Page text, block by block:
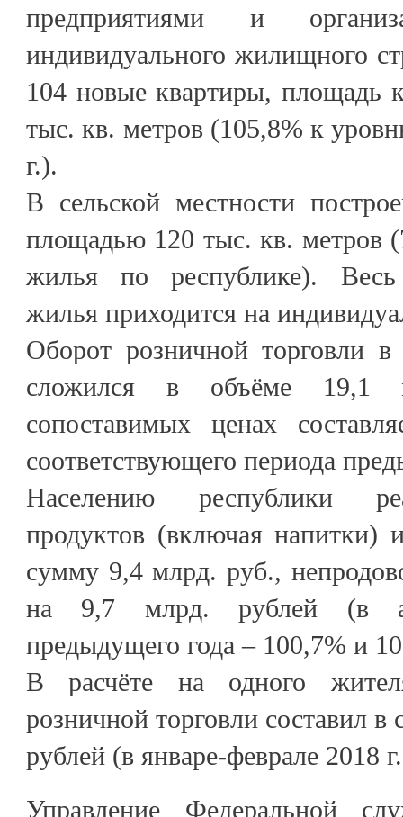
предприятиями и
индивидуального жилищного
104 новые квартиры, площадь
тыс. кв. метров (105,8% к
г.).
В сельской местности
площадью 120 тыс. кв. метров
жилья по республике). Весь
жилья приходится на
Оборот розничной торговли в
сложился в объёме
сопоставимых ценах
соответствующего периода
Населению республики
продуктов (включая напитки)
сумму 9,4 млрд. руб.,
на 9,7 млрд. рублей (в
предыдущего года – 100,7% и
В расчёте на одного
розничной торговли составил в
рублей (в январе-феврале 2018
Управление Федеральной